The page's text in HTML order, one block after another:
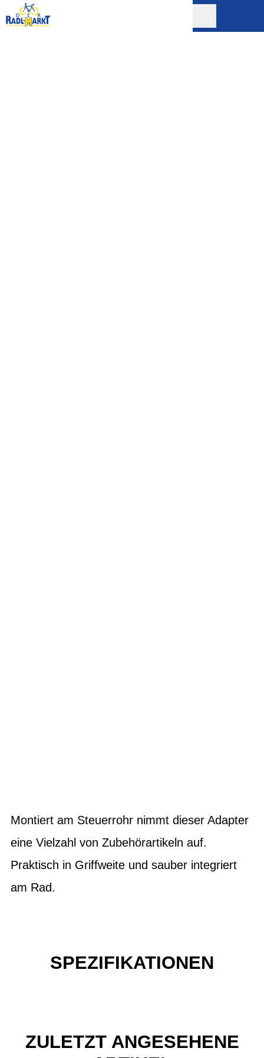
Montiert am Steuerrohr nimmt dieser Adapter
eine Vielzahl von Zubehörartikeln auf.
Praktisch in Griffweite und sauber integriert
am Rad.
SPEZIFIKATIONEN
ZULETZT ANGESEHENE